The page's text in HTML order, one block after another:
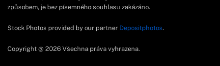
způsobem, je bez písemného souhlasu zakázáno.
Stock Photos provided by our partner Depositphotos.
Copyright @ 2026 Všechna práva vyhrazena.